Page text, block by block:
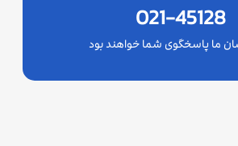
021-45128
ما پاسخگوی شما خواهند بود